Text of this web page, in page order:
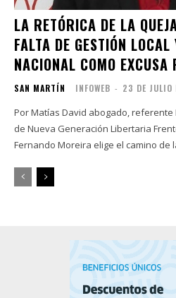
LA RETÓRICA DE LA
FALTA DE GESTIÓN
NACIONAL COMO
SAN MARTÍN INFOWEB - 23 DE
Por Matías David abogado,
de Nueva Generación Libertaria Frente a la crisis, el intendente
Fernando Moreira elige el camino de